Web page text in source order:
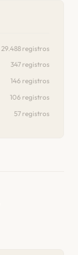
29.488 registros
347 registros
146 registros
106 registros
57 registros